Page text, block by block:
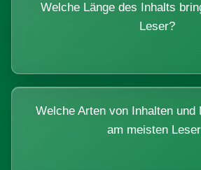
Welche Länge des Inhalts
Leser?
Welche Arten von Inhalten und
am meisten